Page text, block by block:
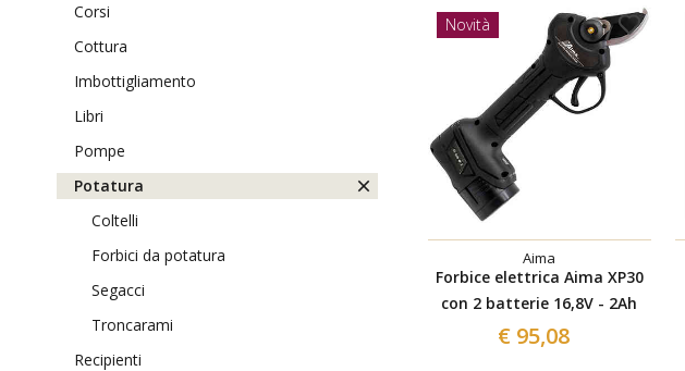
corsi
cottura
imbottigliamento
libri
pompe
potatura
coltelli
forbici da potatura
segacci
troncarami
recipienti
Novità
Aima
Forbice elettrica Aima XP30
con 2 batterie 16,8V - 2Ah
€ 95,08